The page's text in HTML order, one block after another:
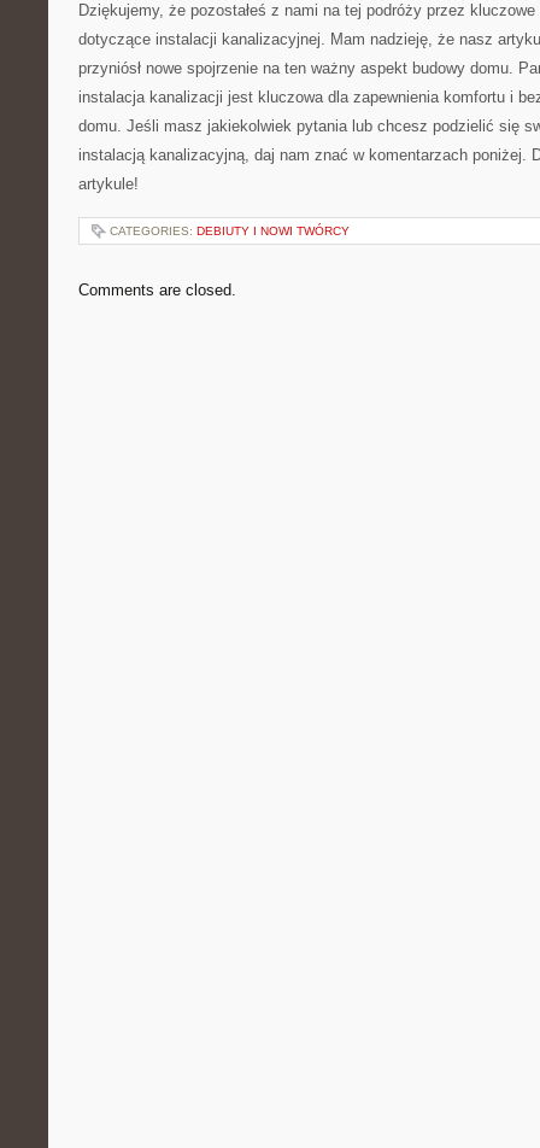
Dziękujemy, że pozostałeś z nami na tej podróży przez​
dotyczące instalacji kanalizacyjnej. Mam nadzieję, że nasz‍
przyniósł ‍nowe spojrzenie⁣ na​ ten ważny⁢ aspekt ​budowy domu.
instalacja⁣ kanalizacji jest kluczowa​ dla zapewnienia komfortu i
domu. Jeśli ⁤masz ⁣jakiekolwiek⁤ pytania lub chcesz podzielić się
instalacją kanalizacyjną, daj ‌nam znać w komentarzach poniżej.
artykule!
CATEGORIES: DEBIUTY I NOWI TWÓRCY
Comments are closed.